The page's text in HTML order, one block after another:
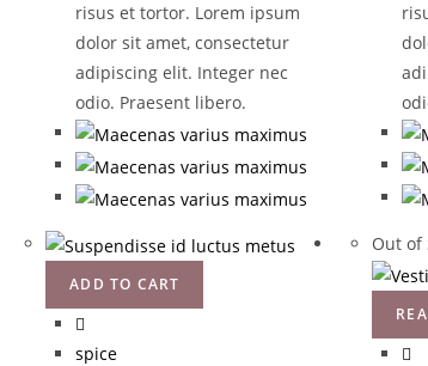
risus et tortor. Lorem ipsum
dolor sit amet, consectetur
adipiscing elit. Integer nec
odio. Praesent libero.
ADD TO CART
spice
Out of